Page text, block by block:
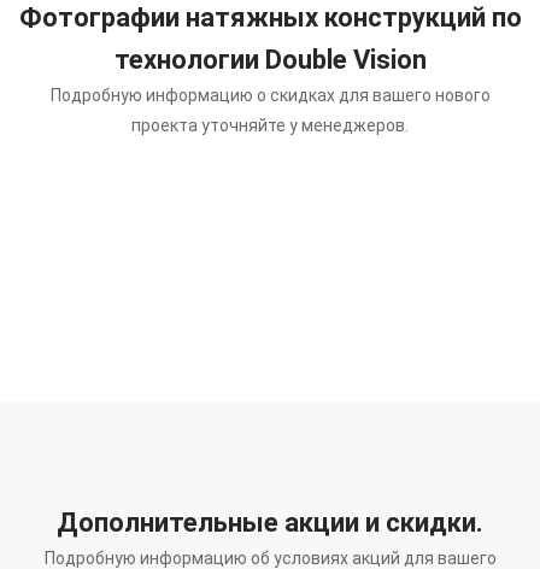
Фотографии натяжных конструкций по
технологии Double Vision
Подробную информацию о скидках для вашего нового
проекта уточняйте у менеджеров.
Дополнительные акции и скидки.
Подробную информацию об условиях акций для вашего